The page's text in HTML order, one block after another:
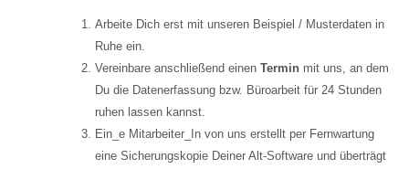
Arbeite Dich erst mit unseren Beispiel / Musterdaten in
Ruhe ein.
Vereinbare anschließend einen Termin mit uns, an dem
Du die Datenerfassung bzw. Büroarbeit für 24 Stunden
ruhen lassen kannst.
Ein_e Mitarbeiter_In von uns erstellt per Fernwartung
eine Sicherungskopie Deiner Alt-Software und überträgt